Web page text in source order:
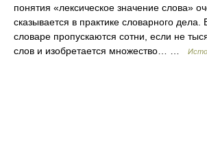
понятия «лексическое значение слова»
сказывается в практике словарного
словаре пропускаются сотни, если не
слов и изобретается множество… …